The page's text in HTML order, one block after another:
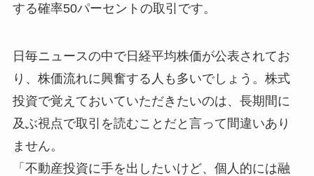
する確率50パーセントの取引です。
日毎ニュースの中で日経平均株価が公表されてお
り、株価流れに興奮する人も多いでしょう。株式
投資で覚えておいていただきたいのは、長期間に
及ぶ視点で取引を読むことだと言って間違いあり
ません。
「不動産投資に手を出したいけど、個人的には融